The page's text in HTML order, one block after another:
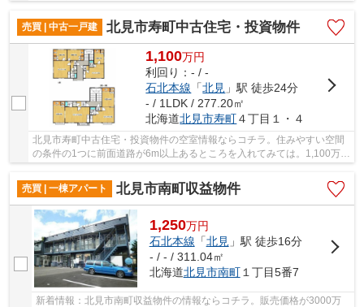
売買 | 中古一戸建
北見市寿町中古住宅・投資物件
1,100万円
利回り：- / -
石北本線 「北見 」駅 徒歩24分
- / 1LDK / 277.20㎡
北海道北見市寿町４丁目１・４
北見市寿町中古住宅・投資物件の空室情報ならコチラ。住みやすい空間
の条件の1つに前面道路が6m以上あるところを入れてみては。1,100万円
売買 | 一棟アパート
北見市南町収益物件
1,250万円
石北本線 「北見 」駅 徒歩16分
- / - / 311.04㎡
北海道北見市南町１丁目5番7
新着情報：北見市南町収益物件の情報ならコチラ。販売価格が3000万